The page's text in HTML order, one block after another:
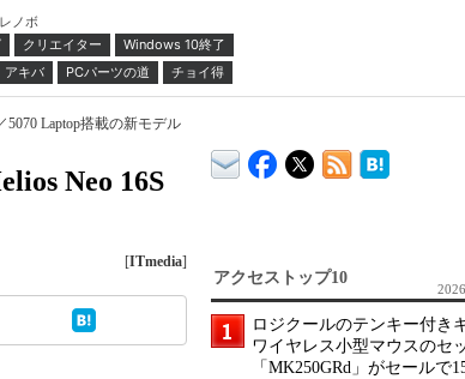
レノボ
クリエイター
Windows 10終了
アキバ PCパーツの道 チョイ得
5070 Laptop搭載の新モデル
Neo 16S
[ITmedia]
アクセストップ10
ロジクールのテンキー付き
ワイヤレス小型マウスのセ
「MK250GRd」がセールで